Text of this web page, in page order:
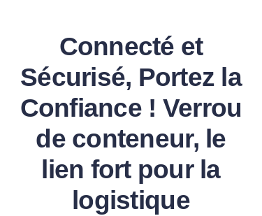
Connecté et
Sécurisé, Portez la
Confiance ! Verrou
de conteneur, le
lien fort pour la
logistique
Produits
Services
Cas
Actualités